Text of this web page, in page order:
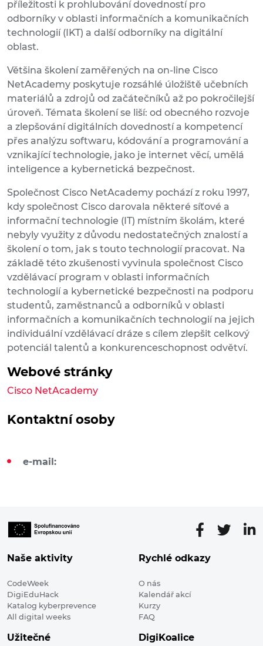
příležitosti k prohlubování dovedností pro
odborníky v oblasti informačních a komunikačních
technologií (IKT) a další odborníky na digitální
oblast.
Většina školení zaměřených na on-line Cisco
NetAcademy poskytuje rozsáhlé úložiště učebních
materiálů a zdrojů od začátečníků až po pokročilejší
úroveň. Témata školení se liší: od obecného rozvoje
a zlepšování digitálních dovedností a kompetencí
přes analýzu softwaru, kódování a programování a
vznikající technologie, jako je internet věcí, umělá
inteligence a kybernetická bezpečnost.
Společnost Cisco NetAcademy pochází z roku 1997,
kdy společnost Cisco darovala některé síťové a
informační technologie (IT) místním školám, které
nebyly využity z důvodu nedostatečných znalostí a
školení o tom, jak s touto technologií pracovat. Na
základě této zkušenosti vyvinula společnost Cisco
vzdělávací program v oblasti informačních
technologií a kybernetické bezpečnosti na podporu
studentů, zaměstnanců a odborníků v oblasti
informačních a komunikačních technologií na jejich
individuální vzdělávací dráze s cílem zlepšit celkový
potenciál talentů a konkurenceschopnost odvětví.
Webové stránky
Cisco NetAcademy
Kontaktní osoby
e-mail:
Naše aktivity
CodeWeek
DigiEduHack
Katalog kyberprevence
All digital weeks
Rychlé odkazy
O nás
Kalendář akcí
Kurzy
FAQ
Užitečné DigiKoalice